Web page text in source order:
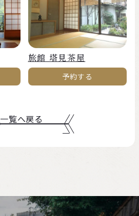
旅館 塔見茶屋
予約する
一覧へ戻る